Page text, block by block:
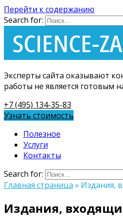
Перейти к содержанию
Search for:
Эксперты сайта оказывают
работы не является готовым
+7 (495) 134-35-83
Узнать стоимость
Полезное
Услуги
Контакты
Search for:
Главная страница » Издания,
Издания,